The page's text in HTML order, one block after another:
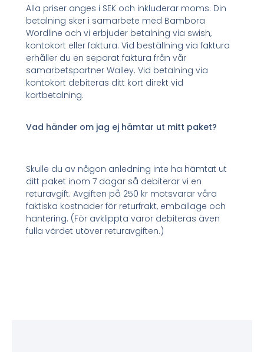
Alla priser anges i SEK och inkluderar moms. Din
betalning sker i samarbete med Bambora
Wordline och vi erbjuder betalning via swish,
kontokort eller faktura. Vid beställning via faktura
erhåller du en separat faktura från vår
samarbetspartner Walley. Vid betalning via
kontokort debiteras ditt kort direkt vid
kortbetalning.
Vad händer om jag ej hämtar ut mitt paket?
Skulle du av någon anledning inte ha hämtat ut
ditt paket inom 7 dagar så debiterar vi en
returavgift. Avgiften på 250 kr motsvarar våra
faktiska kostnader för returfrakt, emballage och
hantering. (För avklippta varor debiteras även
fulla värdet utöver returavgiften.)